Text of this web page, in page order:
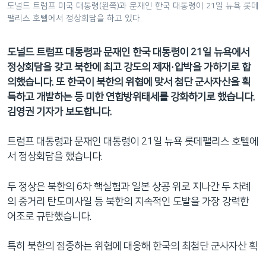
션
으
동
검
색
으
도널드 트럼프 미국 대통령(왼쪽)과 문재인 한국 대통령이 21일 뉴욕 롯데
팰리스 호텔에서 정상회담을 하고 있다.
도널드 트럼프 대통령과 문재인 한국 대통령이 21일 뉴욕에서
정상회담을 갖고 북한에 최고 강도의 제재·압박을 가하기로 합
의했습니다. 또 한국이 북한의 위협에 맞서 첨단 군사자산을 획
득하고 개발하는 등 미 한 연합방위태세를 강화하기로 했습니다.
김영권 기자가 보도합니다.
트럼프 대통령과 문재인 대통령이 21일 뉴욕 롯데팰리스 호텔에
서 정상회담을 했습니다.
두 정상은 북한의 6차 핵실험과 일본 상공 위로 지나간 두 차례
의 중거리 탄도미사일 등 북한의 지속적인 도발을 가장 강력한
어조로 규탄했습니다.
특히 북한의 점증하는 위협에 대응해 한국의 최첨단 군사자산 획